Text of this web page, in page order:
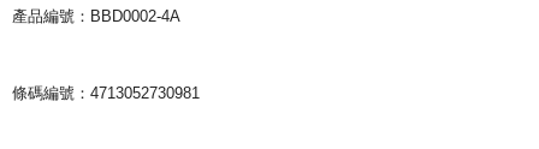
產品編號：BBD0002-4A
條碼編號：4713052730981